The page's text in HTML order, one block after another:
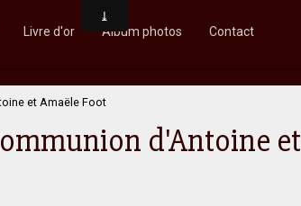
Livre d'or Album photos Contact
et Amaële Foot
d'Antoine et